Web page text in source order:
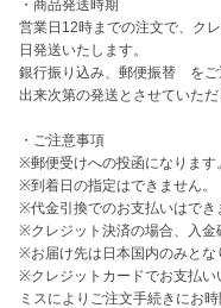
・商品発送時期
営業日12時までの注文で、ク
日発送いたします。
銀行振り込み、郵便振替　を
出来次第の発送とさせていただ
・ご注意事項
※郵便受けへの投函になります。
※到着日の指定はできません。
※代金引換でのお支払いはでき
※クレジット決済の場合、入金
※お届け先は日本国内のみとな
※クレジットカードでお支払い
ミスによりご注文手続きにお